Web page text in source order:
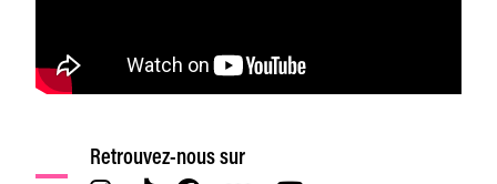
Retrouvez-nous sur